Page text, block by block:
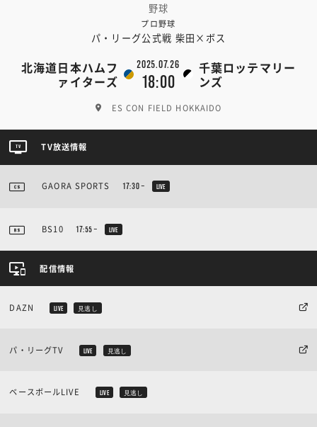
野球
プロ野球
パ・リーグ公式戦 柴田×ボス
北海道日本ハムフ
ァイターズ
2025.07.26
18:00
千葉ロッテマリー
ンズ
ES CON FIELD HOKKAIDO
TV放送情報
GAORA SPORTS 17:30~ LIVE
BS10 17:55~ LIVE
配信情報
DAZN LIVE 見逃し
パ・リーグTV LIVE 見逃し
ベースボールLIVE LIVE 見逃し